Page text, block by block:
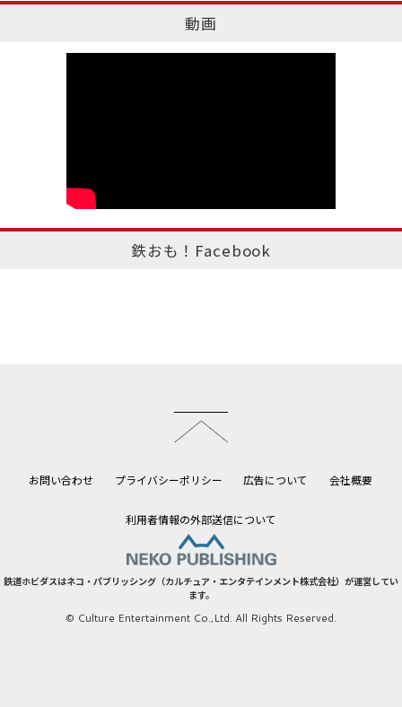
動画
鉄おも！Facebook
お問い合わせ プライバシーポリシー 広告について 会社概要
利用者情報の外部送信について
鉄道ホビダスはネコ・パブリッシング（カルチュア・エンタテインメント株式会社）が運営してい
ます。
© Culture Entertainment Co.,Ltd. All Rights Reserved.